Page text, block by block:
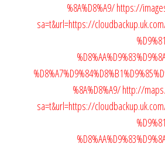
%8A%D8%A9/https://
sa=t&url=https://
%8A%D8%A9/http://
sa=t&url=https://